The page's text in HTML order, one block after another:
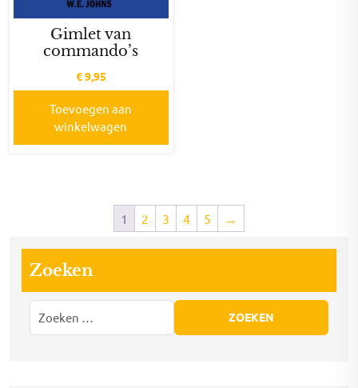
Gimlet van
commando’s
€9,95
Toevoegen aan
winkelwagen
1 2 3 4 5 →
Zoeken